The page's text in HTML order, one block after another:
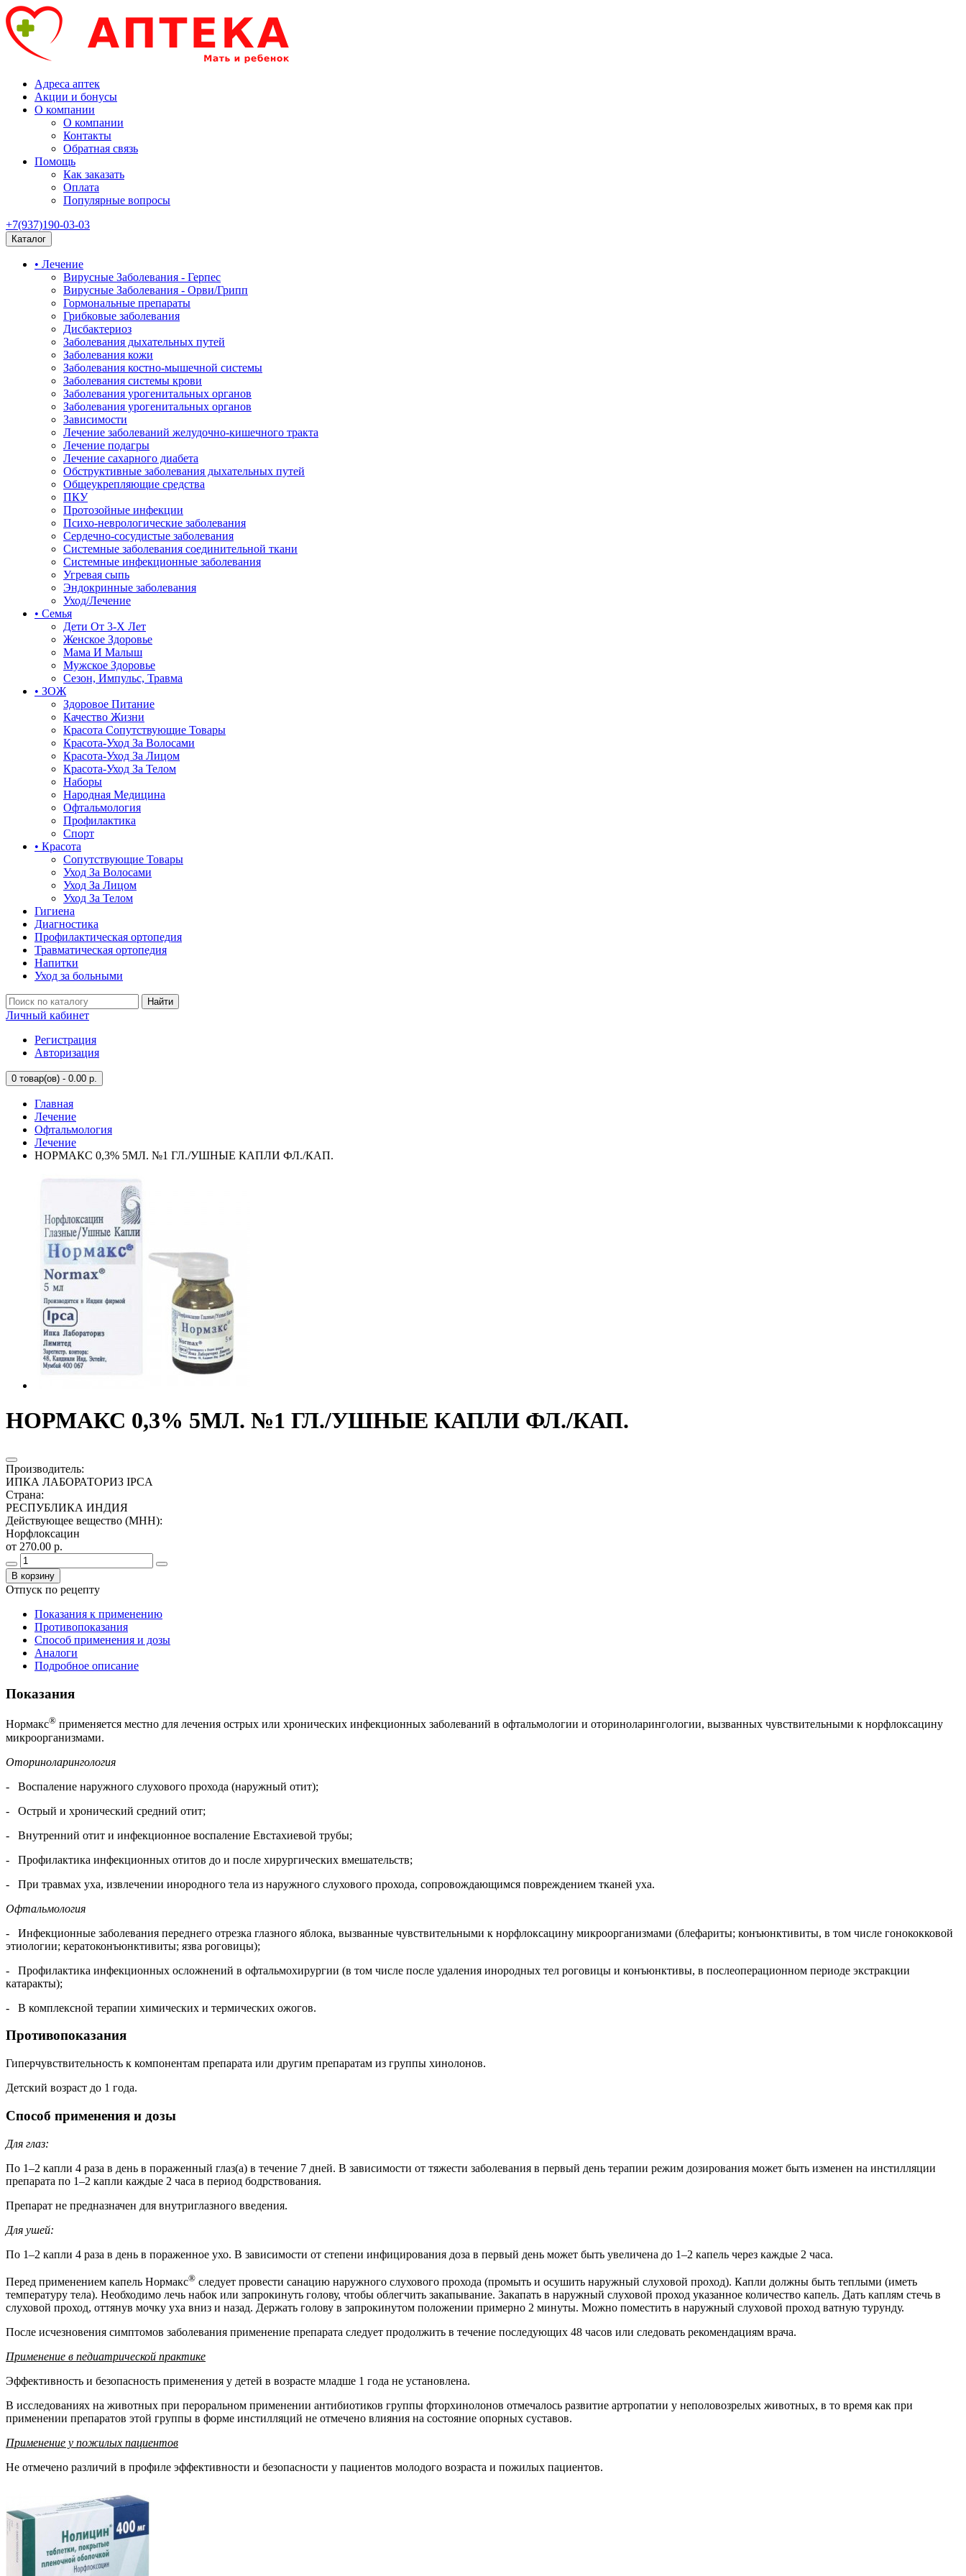
Адреса аптек
Акции и бонусы
О компании
О компании
Контакты
Обратная связь
Помощь
Как заказать
Оплата
Популярные вопросы
+7(937)190-03-03
Каталог
• Лечение
Вирусные Заболевания - Герпес
Вирусные Заболевания - Орви/Грипп
Гормональные препараты
Грибковые заболевания
Дисбактериоз
Заболевания дыхательных путей
Заболевания кожи
Заболевания костно-мышечной системы
Заболевания системы крови
Заболевания урогенитальных органов
Заболевания урогенитальных органов
Зависимости
Лечение заболеваний желудочно-кишечного тракта
Лечение подагры
Лечение сахарного диабета
Обструктивные заболевания дыхательных путей
Общеукрепляющие средства
ПКУ
Протозойные инфекции
Психо-неврологические заболевания
Сердечно-сосудистые заболевания
Системные заболевания соединительной ткани
Системные инфекционные заболевания
Угревая сыпь
Эндокринные заболевания
Уход/Лечение
• Семья
Дети От 3-Х Лет
Женское Здоровье
Мама И Малыш
Мужское Здоровье
Сезон, Импульс, Травма
• ЗОЖ
Здоровое Питание
Качество Жизни
Красота Сопутствующие Товары
Красота-Уход За Волосами
Красота-Уход За Лицом
Красота-Уход За Телом
Наборы
Народная Медицина
Офтальмология
Профилактика
Спорт
• Красота
Сопутствующие Товары
Уход За Волосами
Уход За Лицом
Уход За Телом
Гигиена
Диагностика
Профилактическая ортопедия
Травматическая ортопедия
Напитки
Уход за больными
Найти
Личный кабинет
Регистрация
Авторизация
0 товар(ов) - 0.00 р.
Главная
Лечение
Офтальмология
Лечение
НОРМАКС 0,3% 5МЛ. №1 ГЛ./УШНЫЕ КАПЛИ ФЛ./КАП.
НОРМАКС 0,3% 5МЛ. №1 ГЛ./УШНЫЕ КАПЛИ ФЛ./КАП.
Производитель:
ИПКА ЛАБОРАТОРИЗ IPCA
Страна:
РЕСПУБЛИКА ИНДИЯ
Действующее вещество (МНН):
Норфлоксацин
от 270.00 р.
В корзину
Отпуск по рецепту
Показания к применению
Противопоказания
Способ применения и дозы
Аналоги
Подробное описание
Показания
Нормакс® применяется местно для лечения острых или хронических инфекционных заболеваний в офтальмологии и оториноларингологии, вызванных чувствительными к норфлоксацину
микроорганизмами.
Оториноларингология
- Воспаление наружного слухового прохода (наружный отит);
- Острый и хронический средний отит;
- Внутренний отит и инфекционное воспаление Евстахиевой трубы;
- Профилактика инфекционных отитов до и после хирургических вмешательств;
- При травмах уха, извлечении инородного тела из наружного слухового прохода, сопровождающимся повреждением тканей уха.
Офтальмология
- Инфекционные заболевания переднего отрезка глазного яблока, вызванные чувствительными к норфлоксацину микроорганизмами (блефариты; конъюнктивиты, в том числе гонококковой
этиологии; кератоконъюнктивиты; язва роговицы);
- Профилактика инфекционных осложнений в офтальмохирургии (в том числе после удаления инородных тел роговицы и конъюнктивы, в послеоперационном периоде экстракции
катаракты);
- В комплексной терапии химических и термических ожогов.
Противопоказания
Гиперчувствительность к компонентам препарата или другим препаратам из группы хинолонов.
Детский возраст до 1 года.
Способ применения и дозы
Для глаз:
По 1–2 капли 4 раза в день в пораженный глаз(а) в течение 7 дней. В зависимости от тяжести заболевания в первый день терапии режим дозирования может быть изменен на инстилляции
препарата по 1–2 капли каждые 2 часа в период бодрствования.
Препарат не предназначен для внутриглазного введения.
Для ушей:
По 1–2 капли 4 раза в день в пораженное ухо. В зависимости от степени инфицирования доза в первый день может быть увеличена до 1–2 капель через каждые 2 часа.
Перед применением капель Нормакс® следует провести санацию наружного слухового прохода (промыть и осушить наружный слуховой проход). Капли должны быть теплыми (иметь
температуру тела). Необходимо лечь набок или запрокинуть голову, чтобы облегчить закапывание. Закапать в наружный слуховой проход указанное количество капель. Дать каплям стечь в
слуховой проход, оттянув мочку уха вниз и назад. Держать голову в запрокинутом положении примерно 2 минуты. Можно поместить в наружный слуховой проход ватную турунду.
После исчезновения симптомов заболевания применение препарата следует продолжить в течение последующих 48 часов или следовать рекомендациям врача.
Применение в педиатрической практике
Эффективность и безопасность применения у детей в возрасте младше 1 года не установлена.
В исследованиях на животных при пероральном применении антибиотиков группы фторхинолонов отмечалось развитие артропатии у неполовозрелых животных, в то время как при
применении препаратов этой группы в форме инстилляций не отмечено влияния на состояние опорных суставов.
Применение у пожилых пациентов
Не отмечено различий в профиле эффективности и безопасности у пациентов молодого возраста и пожилых пациентов.